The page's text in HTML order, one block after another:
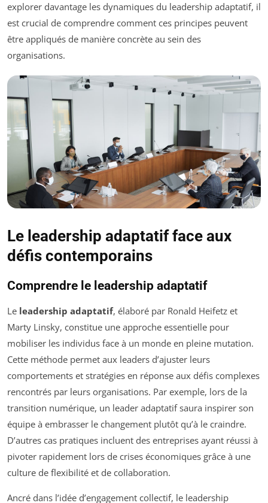
explorer davantage les dynamiques du leadership adaptatif, il
est crucial de comprendre comment ces principes peuvent
être appliqués de manière concrète au sein des
organisations.
Le leadership adaptatif face aux
défis contemporains
Comprendre le leadership adaptatif
Le leadership adaptatif, élaboré par Ronald Heifetz et
Marty Linsky, constitue une approche essentielle pour
mobiliser les individus face à un monde en pleine mutation.
Cette méthode permet aux leaders d’ajuster leurs
comportements et stratégies en réponse aux défis complexes
rencontrés par leurs organisations. Par exemple, lors de la
transition numérique, un leader adaptatif saura inspirer son
équipe à embrasser le changement plutôt qu’à le craindre.
D’autres cas pratiques incluent des entreprises ayant réussi à
pivoter rapidement lors de crises économiques grâce à une
culture de flexibilité et de collaboration.
Ancré dans l’idée d’engagement collectif, le leadership